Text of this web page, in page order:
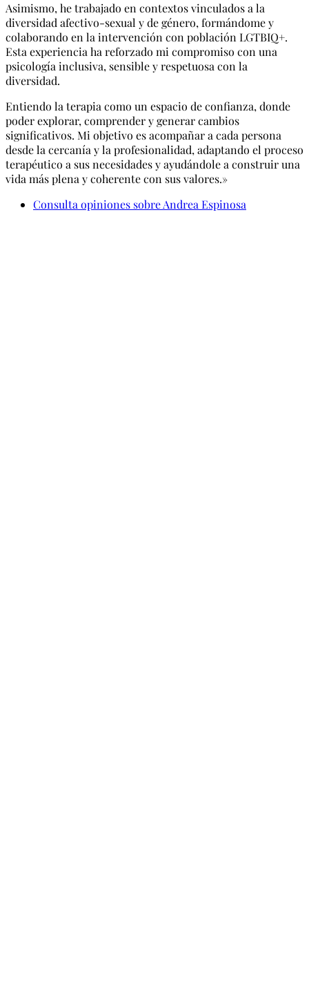
Asimismo, he trabajado en contextos vinculados a la
diversidad afectivo-sexual y de género, formándome y
colaborando en la intervención con población LGTBIQ+.
Esta experiencia ha reforzado mi compromiso con una
psicología inclusiva, sensible y respetuosa con la
diversidad.
Entiendo la terapia como un espacio de confianza, donde
poder explorar, comprender y generar cambios
significativos. Mi objetivo es acompañar a cada persona
desde la cercanía y la profesionalidad, adaptando el proceso
terapéutico a sus necesidades y ayudándole a construir una
vida más plena y coherente con sus valores.»
Consulta opiniones sobre Andrea Espinosa